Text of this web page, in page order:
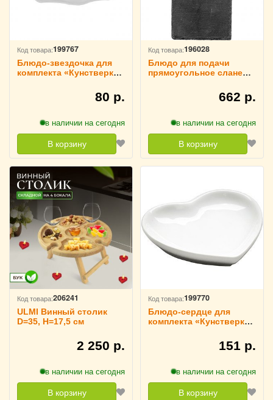
Код товара:199767
Блюдо-звездочка для
комплекта «Кунстверк»
B=71 мм KunstWerk,80 р.
в наличии на сегодня
В корзину
Код товара:196028
Блюдо для подачи
прямоугольное сланец
662 р.
в наличии на сегодня
В корзину
Код товара:206241
ULMI Винный столик
D=35, H=17,5 см
2 250 р.
в наличии на сегодня
В корзину
Код товара:199770
Блюдо-сердце для
комплекта «Кунстверк»
мм B=65 мм KunstWerk,
151 р.
в наличии на сегодня
В корзину